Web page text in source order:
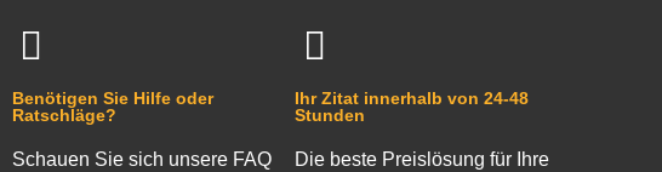
Benötigen Sie Hilfe oder
Ratschläge?
Schauen Sie sich unsere FAQ
Ihr Zitat innerhalb von 24-48
Stunden
Die beste Preislösung für Ihre